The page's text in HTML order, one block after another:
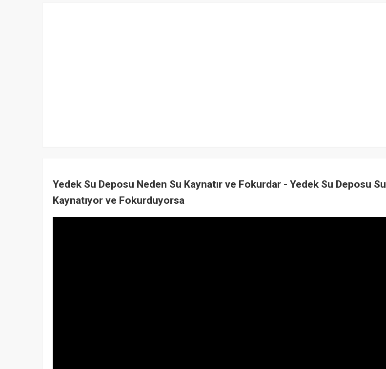
Yedek Su Deposu Neden Su Kaynatır ve Fokurdar - Yedek Su Deposu Su
Kaynatıyor ve Fokurduyorsa